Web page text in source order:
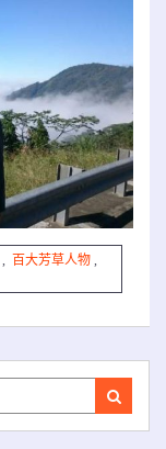
, 百大芳草人物 ,